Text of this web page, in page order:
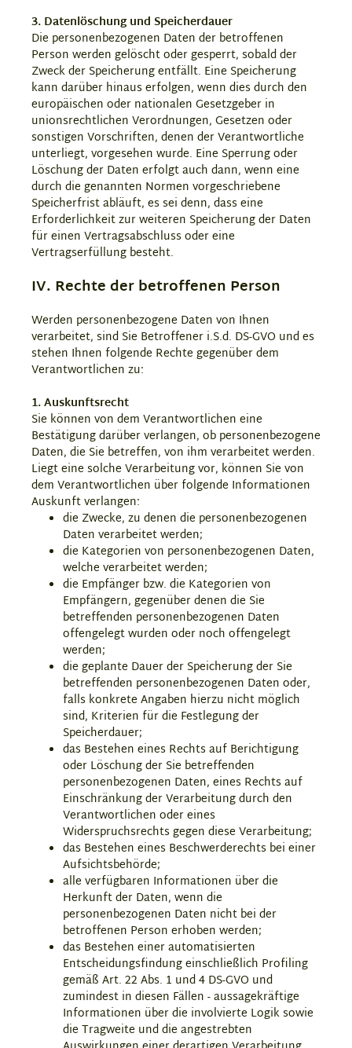
3. Datenlöschung und Speicherdauer
Die personenbezogenen Daten der betroffenen
Person werden gelöscht oder gesperrt, sobald der
Zweck der Speicherung entfällt. Eine Speicherung
kann darüber hinaus erfolgen, wenn dies durch den
europäischen oder nationalen Gesetzgeber in
unionsrechtlichen Verordnungen, Gesetzen oder
sonstigen Vorschriften, denen der Verantwortliche
unterliegt, vorgesehen wurde. Eine Sperrung oder
Löschung der Daten erfolgt auch dann, wenn eine
durch die genannten Normen vorgeschriebene
Speicherfrist abläuft, es sei denn, dass eine
Erforderlichkeit zur weiteren Speicherung der Daten
für einen Vertragsabschluss oder eine
Vertragserfüllung besteht.
IV. Rechte der betroffenen Person
Werden personenbezogene Daten von Ihnen
verarbeitet, sind Sie Betroffener i.S.d. DS-GVO und es
stehen Ihnen folgende Rechte gegenüber dem
Verantwortlichen zu:
1. Auskunftsrecht
Sie können von dem Verantwortlichen eine
Bestätigung darüber verlangen, ob personenbezogene
Daten, die Sie betreffen, von ihm verarbeitet werden.
Liegt eine solche Verarbeitung vor, können Sie von
dem Verantwortlichen über folgende Informationen
Auskunft verlangen:
die Zwecke, zu denen die personenbezogenen
Daten verarbeitet werden;
die Kategorien von personenbezogenen Daten,
welche verarbeitet werden;
die Empfänger bzw. die Kategorien von
Empfängern, gegenüber denen die Sie
betreffenden personenbezogenen Daten
offengelegt wurden oder noch offengelegt
werden;
die geplante Dauer der Speicherung der Sie
betreffenden personenbezogenen Daten oder,
falls konkrete Angaben hierzu nicht möglich
sind, Kriterien für die Festlegung der
Speicherdauer;
das Bestehen eines Rechts auf Berichtigung
oder Löschung der Sie betreffenden
personenbezogenen Daten, eines Rechts auf
Einschränkung der Verarbeitung durch den
Verantwortlichen oder eines
Widerspruchsrechts gegen diese Verarbeitung;
das Bestehen eines Beschwerderechts bei einer
Aufsichtsbehörde;
alle verfügbaren Informationen über die
Herkunft der Daten, wenn die
personenbezogenen Daten nicht bei der
betroffenen Person erhoben werden;
das Bestehen einer automatisierten
Entscheidungsfindung einschließlich Profiling
gemäß Art. 22 Abs. 1 und 4 DS-GVO und
zumindest in diesen Fällen - aussagekräftige
Informationen über die involvierte Logik sowie
die Tragweite und die angestrebten